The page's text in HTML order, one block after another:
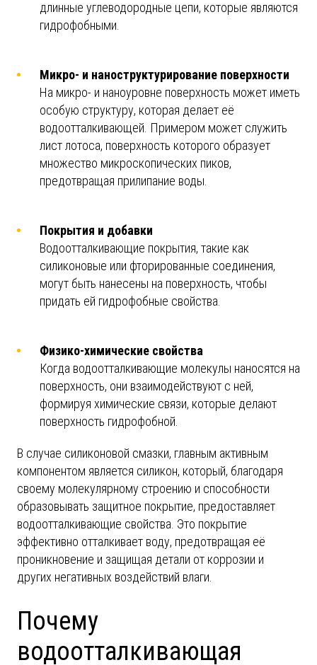
длинные углеводородные цепи, которые являются
гидрофобными.
Микро- и наноструктурирование поверхности
На микро- и наноуровне поверхность может иметь
особую структуру, которая делает её
водоотталкивающей. Примером может служить
лист лотоса, поверхность которого образует
множество микроскопических пиков,
предотвращая прилипание воды.
Покрытия и добавки
Водоотталкивающие покрытия, такие как
силиконовые или фторированные соединения,
могут быть нанесены на поверхность, чтобы
придать ей гидрофобные свойства.
Физико-химические свойства
Когда водоотталкивающие молекулы наносятся на
поверхность, они взаимодействуют с ней,
формируя химические связи, которые делают
поверхность гидрофобной.
В случае силиконовой смазки, главным активным
компонентом является силикон, который, благодаря
своему молекулярному строению и способности
образовывать защитное покрытие, предоставляет
водоотталкивающие свойства. Это покрытие
эффективно отталкивает воду, предотвращая её
проникновение и защищая детали от коррозии и
других негативных воздействий влаги.
Почему
водоотталкивающая